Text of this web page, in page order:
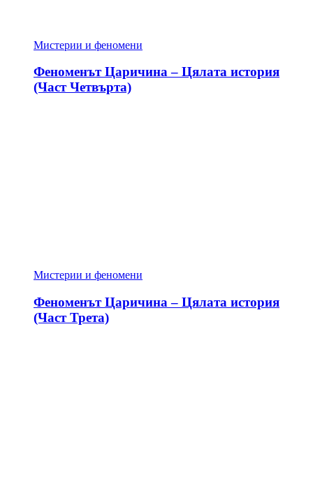
Мистерии и феномени
Феноменът Царичина – Цялата история
(Част Четвърта)
Мистерии и феномени
Феноменът Царичина – Цялата история
(Част Трета)